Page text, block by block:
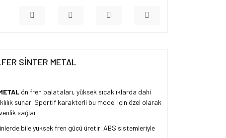
SİNTER METAL
ön fren balataları, yüksek sıcaklıklarda dahi
sunar. Sportif karakterli bu model için özel olarak
sağlar.
bile yüksek fren gücü üretir. ABS sistemleriyle